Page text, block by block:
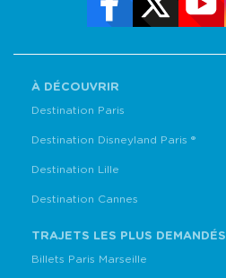
À DÉCOUVRIR
Destination Paris
Destination Disneyland Paris ®
Destination Lille
Destination Cannes
TRAJETS LES PLUS DEMANDÉS
Billets Paris Marseille